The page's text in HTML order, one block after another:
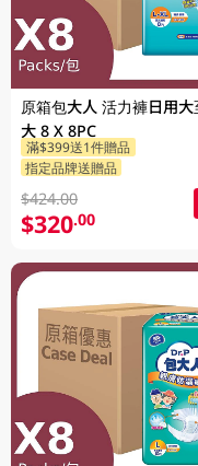
原箱包大人 活力褲日用大
大 8 X 8PC
滿$399送1件贈品
指定品牌送贈品
$424.00
$320.00